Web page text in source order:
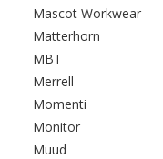
Mascot Workwear
Matterhorn
MBT
Merrell
Momenti
MonitorFiltrér efter
Muud